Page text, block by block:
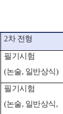
2차 전형
필기시험
(논술, 일반상식)
필기시험
(논술, 일반상식,